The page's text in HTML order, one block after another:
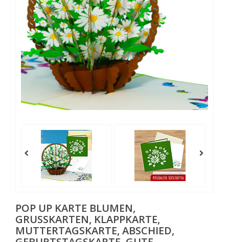
POP UP KARTE BLUMEN,
GRUSSKARTEN, KLAPPKARTE, M
UTTERTAGSKARTE, ABSCHIED, G